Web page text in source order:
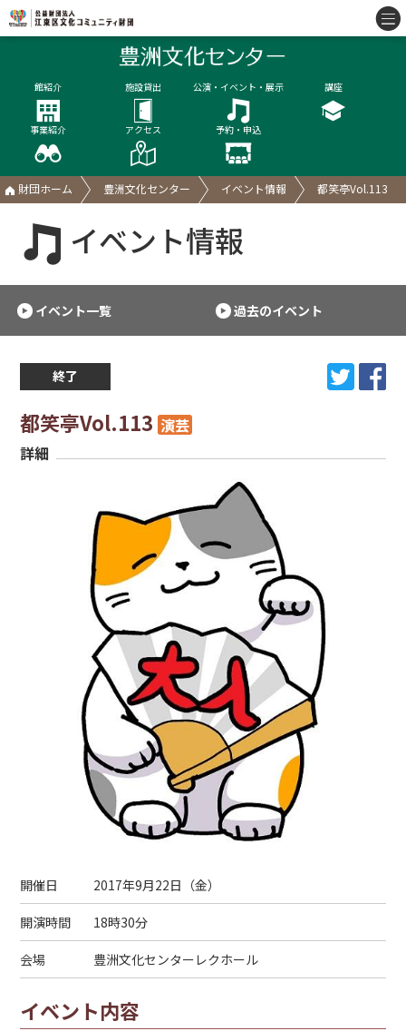
館紹介 施設貸出 公演・イベント・展示 講座
事業紹介 アクセス 予約・申込
財団ホーム 豊洲文化センター イベント情報 都笑亭Vol.113
イベント情報
イベント一覧 過去のイベント
終了
都笑亭Vol.113 演芸
詳細
開催日 2017年9月22日（金）
開演時間 18時30分
会場 豊洲文化センターレクホール
イベント内容